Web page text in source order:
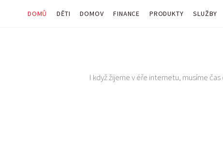
DOMŮ DĚTI DOMOV FINANCE PRODUKTY SLUŽBY
I když žijeme v éře internetu, musíme